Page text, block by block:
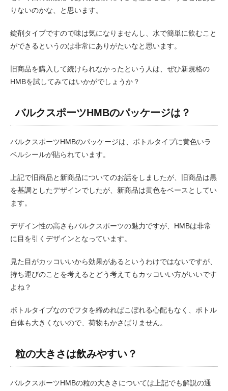
りないのかな、と思います。
錠剤タイプですので味は気になりませんし、水で簡単に飲むこと
ができるというのは非常にありがたいなと思います。
旧商品を購入して続けられなかったという人は、ぜひ新規格の
HMBを試してみてはいかがでしょうか？
バルクスポーツHMBのパッケージは？
バルクスポーツHMBのパッケージは、ボトルタイプに黄色いラ
ベルシールが貼られています。
上記で旧商品と新商品についてのお話をしましたが、旧商品は黒
を基調としたデザインでしたが、新商品は黄色をベースとしてい
ます。
デザイン性の高さもバルクスポーツの魅力ですが、HMBは非常
に目を引くデザインとなっています。
見た目がカッコいいから効果があるというわけではないですが、
持ち運びのことを考えるとどう考えてもカッコいい方がいいです
よね？
ボトルタイプなのでフタを締めればこぼれる心配もなく、ボトル
自体も大きくないので、荷物もかさばりません。
粒の大きさは飲みやすい？
バルクスポーツHMBの粒の大きさについては上記でも解説の通